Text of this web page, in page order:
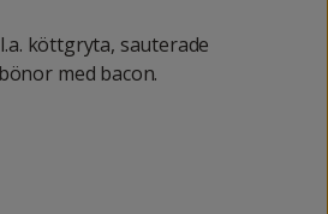
köttgryta, sauterade
med bacon.